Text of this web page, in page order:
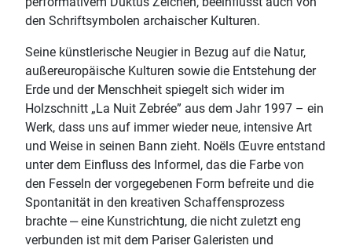
den Schriftsymbolen archaischer Kulturen.
Seine künstlerische Neugier in Bezug auf die Natur,
außereuropäische Kulturen sowie die Entstehung der
Erde und der Menschheit spiegelt sich wider im
Holzschnitt „La Nuit Zebrée” aus dem Jahr 1997 – ein
Werk, dass uns auf immer wieder neue, intensive Art
und Weise in seinen Bann zieht. Noëls Œuvre entstand
unter dem Einfluss des Informel, das die Farbe von
den Fesseln der vorgegebenen Form befreite und die
Spontanität in den kreativen Schaffensprozess
brachte ‒ eine Kunstrichtung, die nicht zuletzt eng
verbunden ist mit dem Pariser Galeristen und